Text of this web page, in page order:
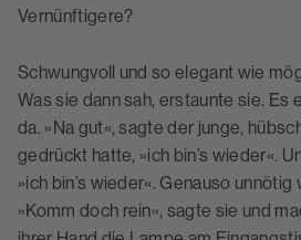
Vernünftigere?
Schwungvoll und so elegant wie
Was sie dann sah, erstaunte sie.
da. »Na gut«, sagte der junge,
gedrückt hatte, »ich bin’s wieder«.
»ich bin’s wieder«. Genauso
»Komm doch rein«, sagte sie und